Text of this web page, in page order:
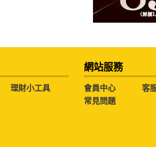
理財小工具
網站服務
會員中心
客
常見問題